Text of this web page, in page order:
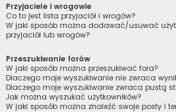
Przyjaciele i wrogowie
Co to jest lista przyjaciół i wrogów?
W jaki sposób można dodawać/usuwać
przyjaciół lub wrogów?
Przeszukiwanie forów
W jaki sposób można przeszukiwać fora?
Dlaczego moje wyszukiwanie nie zwraca
Dlaczego moje wyszukiwanie zwraca pustą
Jak można wyszukać użytkowników?
W jaki sposób można znaleźć swoje posty i